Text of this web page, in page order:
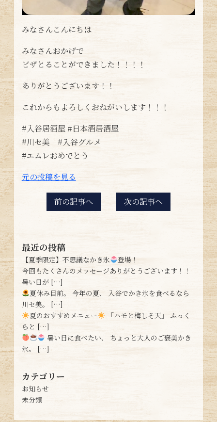
みなさんこんにちは
みなさんおかげで
ビザとることができました！！！！
ありがとうございます！！
これからもよろしくおねがいします！！！
#入谷居酒屋 #日本酒居酒屋
#川セ美 #入谷グルメ
#エムレおめでとう
元の投稿を見る
前の記事へ 次の記事へ
最近の投稿
【夏季限定】不思議なかき氷
登場！
今回もたくさんのメッセージありがとうございます！！
暑い日が […]
夏休み目前。 今年の夏、 入谷でかき氷を食べるなら
川セ美。 […]
夏のおすすめメニュー
「ハモと梅しそ天」 ふっく
らと […]
暑い日に食べたい、 ちょっと大人のご褒美かき
氷。 […]
カテゴリー
お知らせ
未分類